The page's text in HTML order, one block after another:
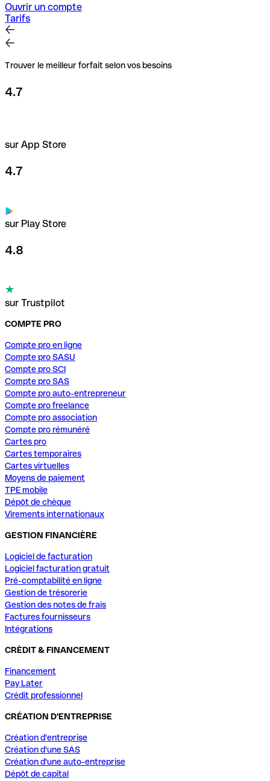
Ouvrir un compte
Tarifs
Trouver le meilleur forfait selon vos besoins
4.7
sur App Store
4.7
sur Play Store
4.8
sur Trustpilot
COMPTE PRO
Compte pro en ligne
Compte pro SASU
Compte pro SCI
Compte pro SAS
Compte pro auto-entrepreneur
Compte pro freelance
Compte pro association
Compte pro rémunéré
Cartes pro
Cartes temporaires
Cartes virtuelles
Moyens de paiement
TPE mobile
Dépôt de chèque
Virements internationaux
GESTION FINANCIÈRE
Logiciel de facturation
Logiciel facturation gratuit
Pré-comptabilité en ligne
Gestion de trésorerie
Gestion des notes de frais
Factures fournisseurs
Intégrations
CRÈDIT & FINANCEMENT
Financement
Pay Later
Crédit professionnel
CRÉATION D'ENTREPRISE
Création d'entreprise
Création d'une SAS
Création d'une auto-entreprise
Dépôt de capital